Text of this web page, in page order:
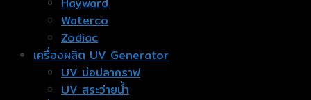
Waterco
Zodiac
เครื่องผลิต UV Generator
UV บ่อปลาคราฟ
UV สระว่ายน้ำ